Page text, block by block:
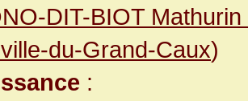
DIT-BIOT
du-Grand-Caux)
: